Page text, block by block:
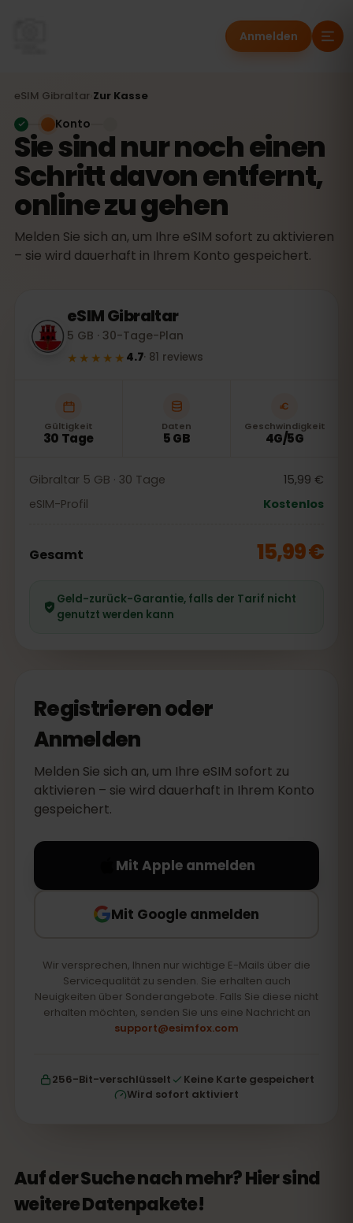
Anmelden
eSIM Gibraltar Zur Kasse
Sie sind nur noch einen
Schritt davon entfernt,
online zu gehen
Melden Sie sich an, um Ihre eSIM sofort zu aktivieren
– sie wird dauerhaft in Ihrem Konto gespeichert.
Konto
eSIMGibraltar
5 GB · 30-Tage-Plan
★★★★★ 4.7· 81 reviews
Gültigkeit
30 Tage
Daten
5 GB
Geschwindigkeit
4G/5G
Gibraltar 5 GB · 30 Tage
15,99 €
eSIM-Profil
Kostenlos
Gesamt 15,99 €
Geld-zurück-Garantie, falls der Tarif nicht
genutzt werden kann
Registrieren oder
Anmelden
Melden Sie sich an, um Ihre eSIM sofort zu
aktivieren – sie wird dauerhaft in Ihrem Konto
gespeichert.
Mit Apple anmelden
Mit Google anmelden
Wir versprechen, Ihnen nur wichtige E-Mails über die
Servicequalität zu senden. Sie erhalten auch
Neuigkeiten über Sonderangebote. Falls Sie diese nicht
erhalten möchten, senden Sie uns eine Nachricht an
support@esimfox.com
256-Bit-verschlüsselt
Keine Karte gespeichert
Wird sofort aktiviert
Auf der Suche nach mehr? Hier sind
weitere Datenpakete!